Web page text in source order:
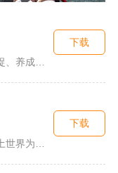
口袋精灵围绕精灵捕捉、养成、回合对战搭建完整冒险体系，玩家化...
下载
下载